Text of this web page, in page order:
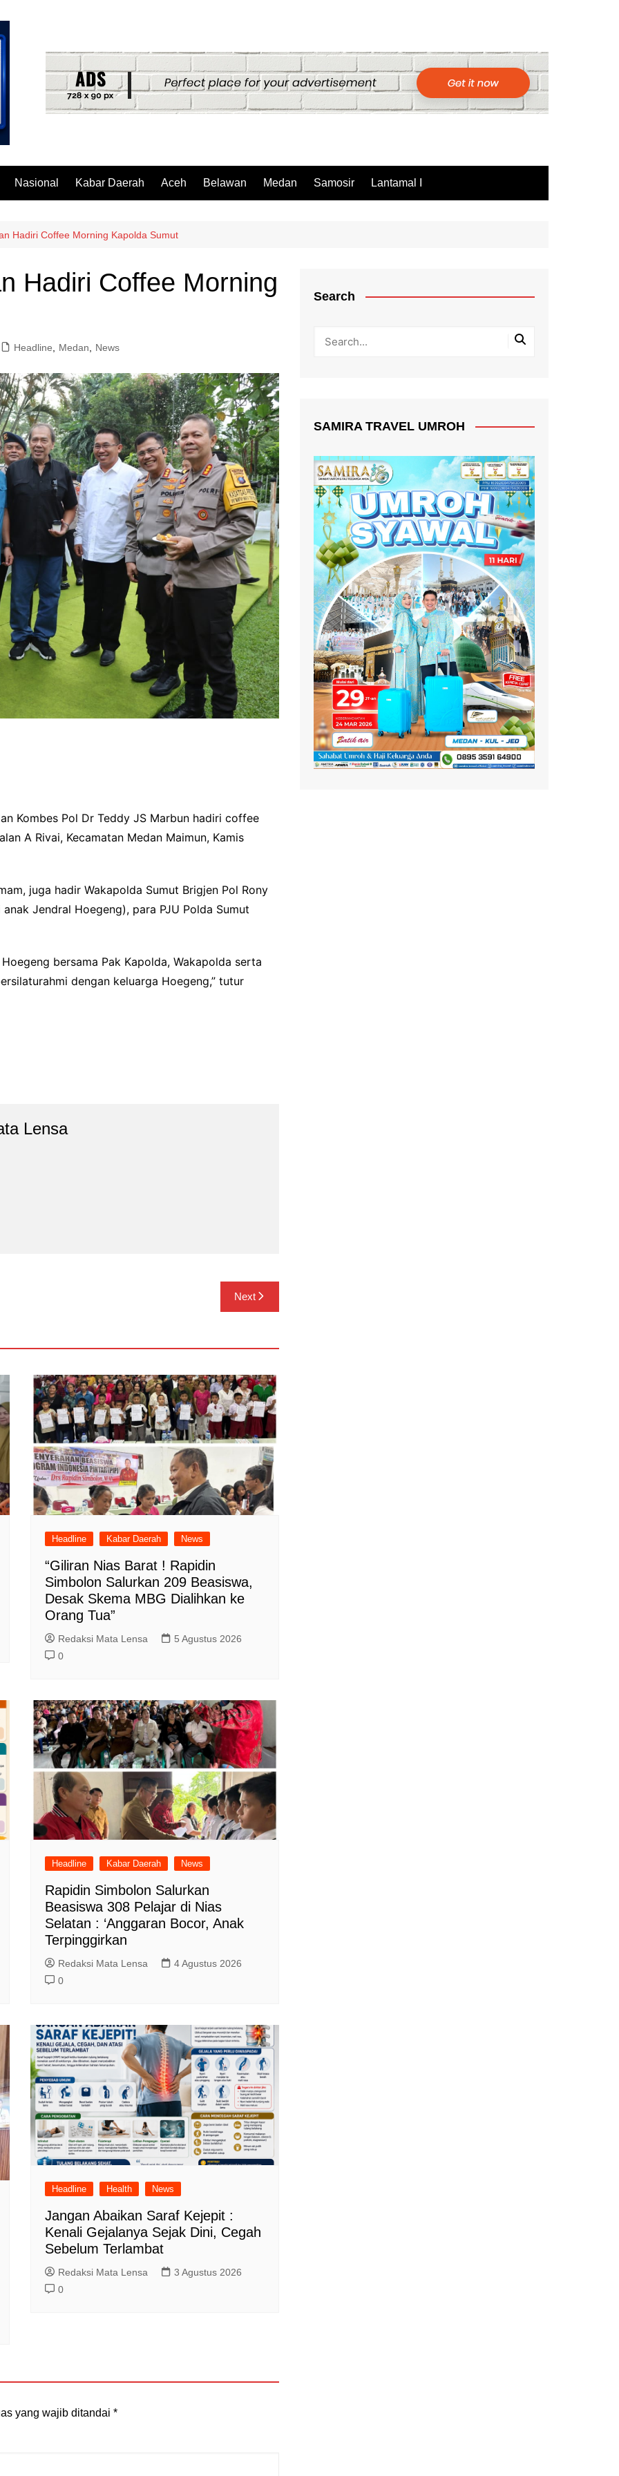
Nasional Kabar Daerah Aceh Belawan Medan Samosir Lantamal I
Hadiri Coffee Morning Kapolda Sumut
Hadiri Coffee Morning
Headline Medan News
Kombes Pol Dr Teddy JS Marbun hadiri coffee
A Rivai, Kecamatan Medan Maimun, Kamis
juga hadir Wakapolda Sumut Brigjen Pol Rony
Jendral Hoegeng), para PJU Polda Sumut
bersama Pak Kapolda, Wakapolda serta
dengan keluarga Hoegeng,” tutur
Lensa
Next
Headline Kabar Daerah News
“Giliran Nias Barat ! Rapidin
Simbolon Salurkan 209 Beasiswa,
Desak Skema MBG Dialihkan ke
Orang Tua”
Redaksi Mata Lensa
5 Agustus 2026
0
Headline Kabar Daerah News
Rapidin Simbolon Salurkan
Beasiswa 308 Pelajar di Nias
Selatan : ‘Anggaran Bocor, Anak
Terpinggirkan
Redaksi Mata Lensa
4 Agustus 2026
0
Headline Health News
Jangan Abaikan Saraf Kejepit :
Kenali Gejalanya Sejak Dini, Cegah
Sebelum Terlambat
Redaksi Mata Lensa
3 Agustus 2026
0
yang wajib ditandai *
Search
SAMIRA TRAVEL UMROH